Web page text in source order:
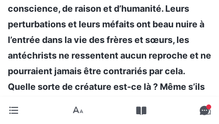
conscience, de raison et d’humanité. Leurs
perturbations et leurs méfaits ont beau nuire à
l’entrée dans la vie des frères et sœurs, les
antéchrists ne ressentent aucun reproche et ne
pourraient jamais être contrariés par cela.
Quelle sorte de créature est-ce là ? Même s’ils
erreur, cela signifierait qu’ils ont un peu de